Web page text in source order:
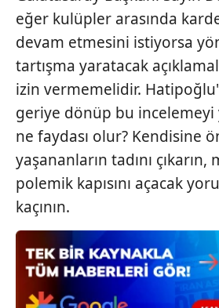
eğer kulüpler arasında
devam etmesini istiyorsa
tartışma yaratacak
izin vermemelidir.
geriye dönüp bu incelemeyi
ne faydası olur? Kendisine
yaşananların tadını
polemik kapısını açacak
kaçının.